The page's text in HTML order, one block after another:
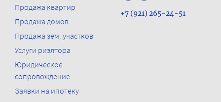
Продажа квартир
Продажа домов
Продажа зем. участков
Услуги риэлтора
Юридическое
сопровождение
Заявки на ипотеку
+7 (921) 265-24-51